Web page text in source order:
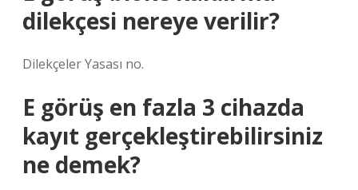
dilekçesi nereye verilir?
Dilekçeler Yasası no.
E görüş en fazla 3 cihazda
kayıt gerçekleştirebilirsiniz
ne demek?